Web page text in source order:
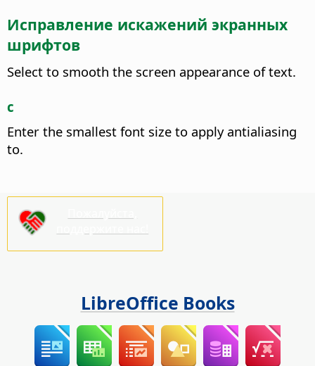
Исправление искажений экранных
шрифтов
Select to smooth the screen appearance of text.
с
Enter the smallest font size to apply antialiasing
to.
LibreOffice Books